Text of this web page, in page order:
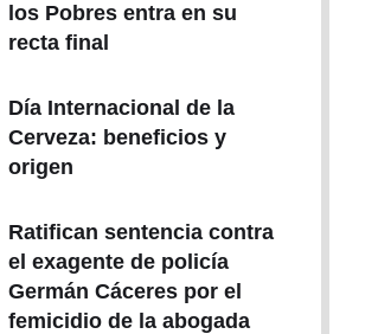
los Pobres entra en su
recta final
Día Internacional de la
Cerveza: beneficios y
origen
Ratifican sentencia contra
el exagente de policía
Germán Cáceres por el
femicidio de la abogada